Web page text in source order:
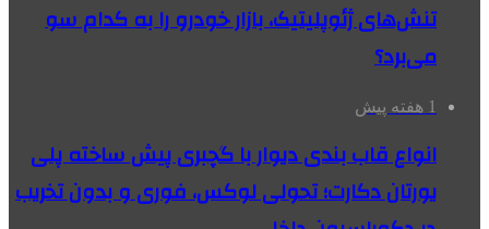
تنش‌های ژئوپلیتیک، بازار خودرو را به کدام سو
می‌برد؟
1 هفته پیش
انواع قاب بندی دیوار با گچبری پیش ساخته پلی
یورتان دکارت؛ تحولی لوکس، فوری و بدون تخریب